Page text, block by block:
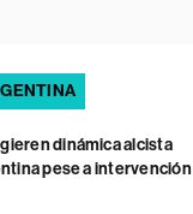
dinámica alcista
pese a intervención